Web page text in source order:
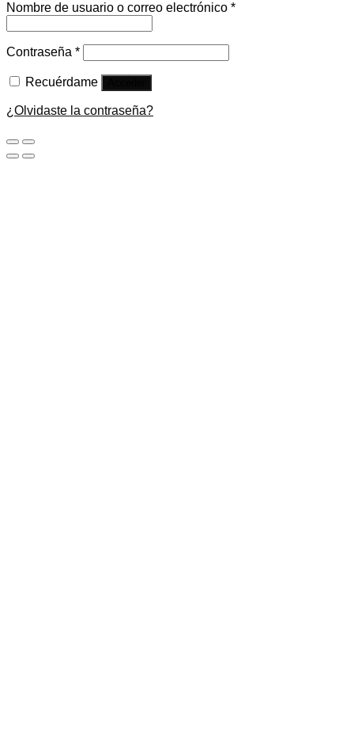
Nombre de usuario o correo electrónico *
Contraseña *
Recuérdame
¿Olvidaste la contraseña?